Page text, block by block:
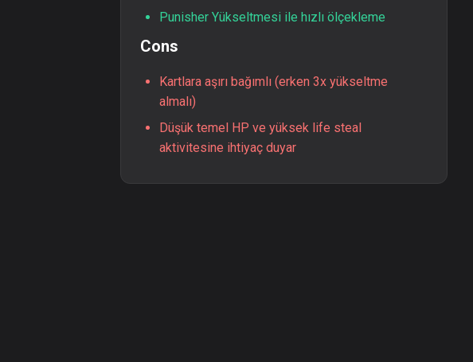
Punisher Yükseltmesi ile hızlı ölçekleme
Cons
Kartlara aşırı bağımlı (erken 3x yükseltme
almalı)
Düşük temel HP ve yüksek life steal
aktivitesine ihtiyaç duyar